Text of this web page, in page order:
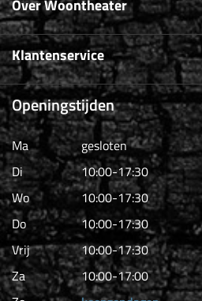
Over Woontheater
Klantenservice
Openingstijden
Ma
gesloten
Di
10:00-17:30
Wo
10:00-17:30
Do
10:00-17:30
Vrij
10:00-17:30
Za
10:00-17:00